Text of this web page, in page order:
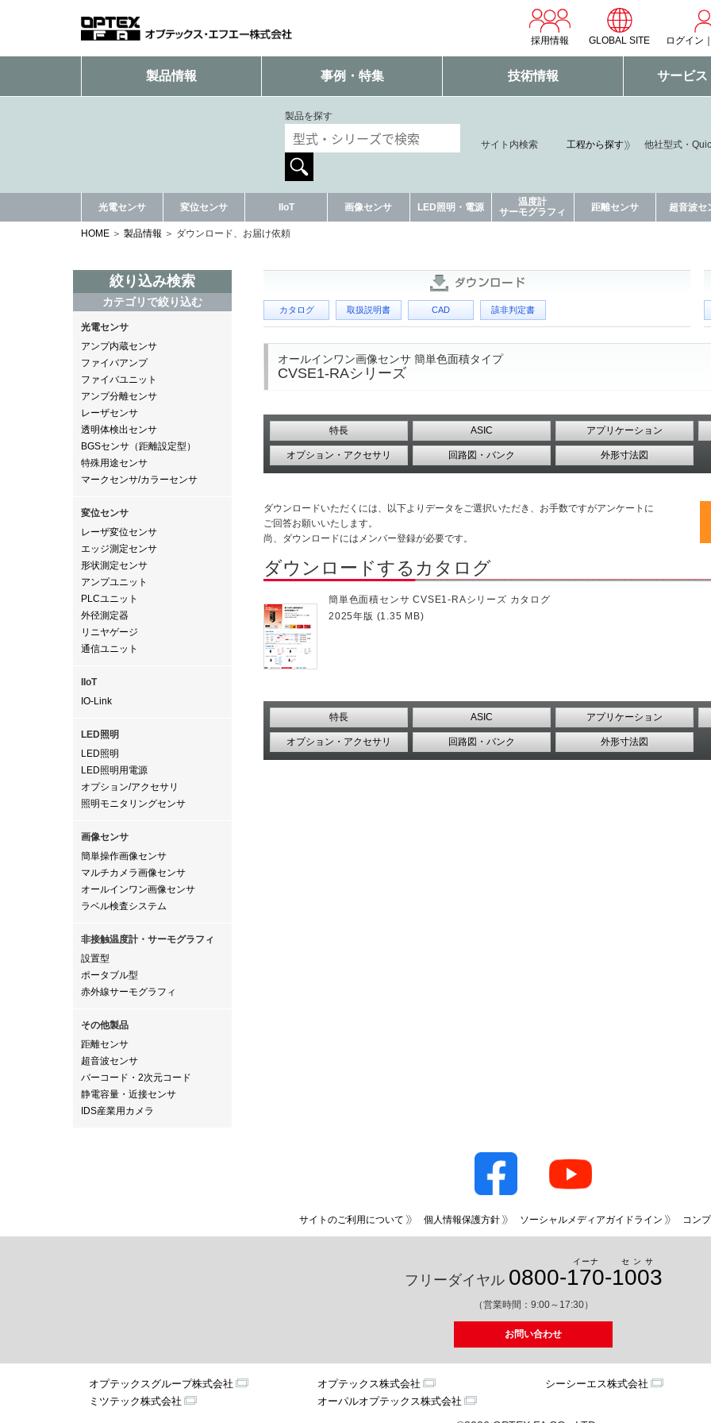
採用情報 GLOBAL SITE ログイン
製品情報 事例・特集 技術情報 サービス
製品を探す
サイト内検索 工程から探す 他社型式・
光電センサ 変位センサ IIoT 画像センサ LED照明・電源
温度計
サーモグラフィ
距離センサ 超音波セ
HOME 製品情報 ダウンロード、お届け依頼
絞り込み検索
カテゴリで絞り込む
光電センサ
アンプ内蔵センサ
ファイバアンプ
ファイバユニット
アンプ分離センサ
レーザセンサ
透明体検出センサ
BGSセンサ（距離設定型）
特殊用途センサ
マークセンサ/カラーセンサ
変位センサ
レーザ変位センサ
エッジ測定センサ
形状測定センサ
アンプユニット
PLCユニット
外径測定器
リニヤゲージ
通信ユニット
IIoT
IO-Link
LED照明
LED照明
LED照明用電源
オプション/アクセサリ
照明モニタリングセンサ
画像センサ
簡単操作画像センサ
マルチカメラ画像センサ
オールインワン画像センサ
ラベル検査システム
非接触温度計・サーモグラフィ
設置型
ポータブル型
赤外線サーモグラフィ
その他製品
距離センサ
超音波センサ
バーコード・2次元コード
静電容量・近接センサ
IDS産業用カメラ
カタログ 取扱説明書 CAD 該非判定書
オールインワン画像センサ 簡単色面積タイプ
CVSE1-RAシリーズ
特長 ASIC アプリケーション
オプション・アクセサリ 回路図・バンク 外形寸法図
ダウンロードいただくには、以下よりデータをご選択いただき、お手数ですがアンケートに
ご回答お願いいたします。
尚、ダウンロードにはメンバー登録が必要です。
ダウンロードするカタログ
簡単色面積センサ CVSE1-RAシリーズ カタログ
2025年版 (1.35 MB)
特長 ASIC アプリケーション
オプション・アクセサリ 回路図・バンク 外形寸法図
サイトのご利用について 個人情報保護方針 ソーシャルメディアガイドライン コン
フリーダイヤル 0800-170
イーナ
-1003
センサ
（営業時間：9:00～17:30）
お問い合わせ
オプテックスグループ株式会社 オプテックス株式会社 シーシーエス株式会社
ミツテック株式会社
オーパルオプテックス株式会社